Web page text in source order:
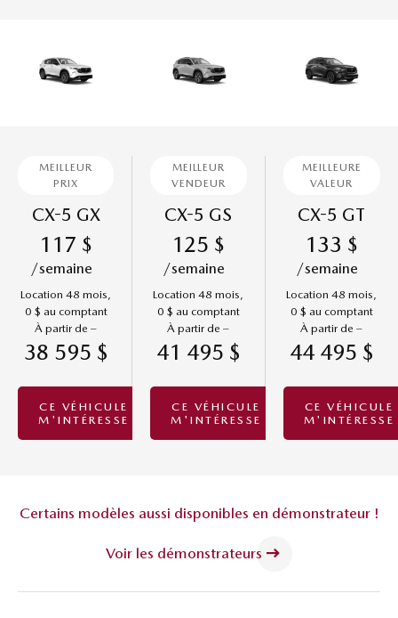
MEILLEUR
PRIX
CX-5 GX
117 $
/semaine
Location 48 mois,
0 $ au comptant
À partir de –
38 595 $
CE VÉHICULE
M'INTÉRESSE
MEILLEUR
VENDEUR
CX-5 GS
125 $
/semaine
Location 48 mois,
0 $ au comptant
À partir de –
41 495 $
CE VÉHICULE
M'INTÉRESSE
MEILLEURE
VALEUR
CX-5 GT
133 $
/semaine
Location 48 mois,
0 $ au comptant
À partir de –
44 495 $
CE VÉHICULE
M'INTÉRESSE
Certains modèles aussi disponibles en démonstrateur !
Voir les démonstrateurs